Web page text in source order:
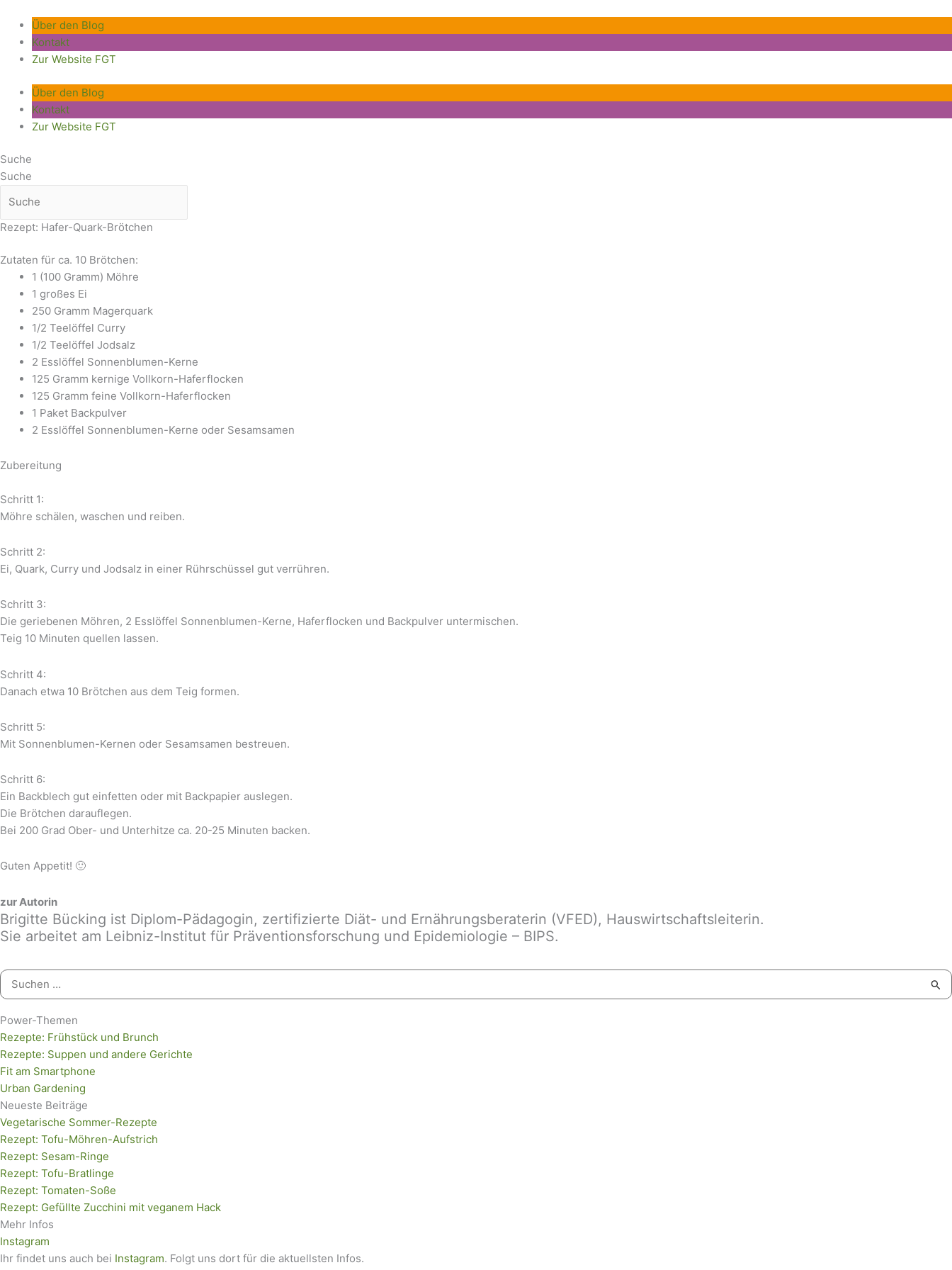
Inhalt
springen
Über den Blog
Kontakt
Zur Website FGT
Über den Blog
Kontakt
Zur Website FGT
Suche
Suche
Rezept: Hafer-Quark-Brötchen
Zutaten für ca. 10 Brötchen:
1 (100 Gramm) Möhre
1 großes Ei
250 Gramm Magerquark
1/2 Teelöffel Curry
1/2 Teelöffel Jodsalz
2 Esslöffel Sonnenblumen-Kerne
125 Gramm kernige Vollkorn-Haferflocken
125 Gramm feine Vollkorn-Haferflocken
1 Paket Backpulver
2 Esslöffel Sonnenblumen-Kerne oder Sesamsamen
Zubereitung
Schritt 1:
Möhre schälen, waschen und reiben.
Schritt 2:
Ei, Quark, Curry und Jodsalz in einer Rührschüssel gut verrühren.
Schritt 3:
Die geriebenen Möhren, 2 Esslöffel Sonnenblumen-Kerne, Haferflocken und Backpulver untermischen.
Teig 10 Minuten quellen lassen.
Schritt 4:
Danach etwa 10 Brötchen aus dem Teig formen.
Schritt 5:
Mit Sonnenblumen-Kernen oder Sesamsamen bestreuen.
Schritt 6:
Ein Backblech gut einfetten oder mit Backpapier auslegen.
Die Brötchen darauflegen.
Bei 200 Grad Ober- und Unterhitze ca. 20-25 Minuten backen.
Guten Appetit! 🙂
zur Autorin
Brigitte Bücking ist Diplom-Pädagogin, zertifizierte Diät- und Ernährungsberaterin (VFED), Hauswirtschaftsleiterin.
Sie arbeitet am Leibniz-Institut für Präventionsforschung und Epidemiologie – BIPS.
Suchen
nach:
Power-Themen
Rezepte: Frühstück und Brunch
Rezepte: Suppen und andere Gerichte
Fit am Smartphone
Urban Gardening
Neueste Beiträge
Vegetarische Sommer-Rezepte
Rezept: Tofu-Möhren-Aufstrich
Rezept: Sesam-Ringe
Rezept: Tofu-Bratlinge
Rezept: Tomaten-Soße
Rezept: Gefüllte Zucchini mit veganem Hack
Mehr Infos
Instagram
Ihr findet uns auch bei Instagram. Folgt uns dort für die aktuellsten Infos.